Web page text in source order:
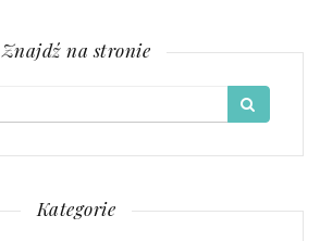
Znajdź na stronie
for:
Kategorie